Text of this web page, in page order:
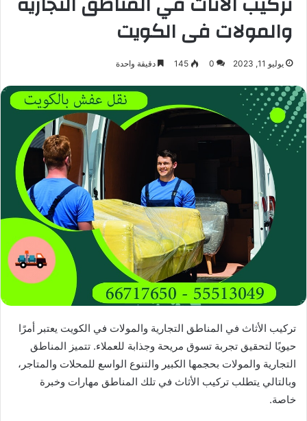
والمولات فى الكويت
يوليو 11, 2023 0
145 دقيقة واحدة
تركيب الأثاث في المناطق التجارية والمولات في الكويت يعتبر أمرًا
حيويًا لتحقيق تجربة تسوق مريحة وجذابة للعملاء. تتميز المناطق
التجارية والمولات بحجمها الكبير والتنوع الواسع للمحلات والمتاجر،
وبالتالي يتطلب تركيب الأثاث في تلك المناطق مهارات وخبرة
خاصة.